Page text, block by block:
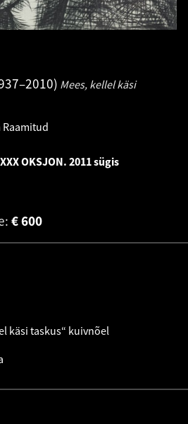
Mees, kellel käsi
Raamitud
OKSJON. 2011 sügis
600
€
käsi taskus“ kuivnõel